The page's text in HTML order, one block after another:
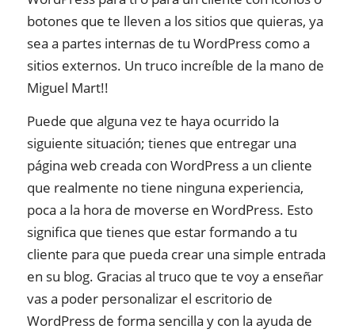
botones que te lleven a los sitios que quieras, ya
sea a partes internas de tu WordPress como a
sitios externos. Un truco increíble de la mano de
Miguel Mart!!
Puede que alguna vez te haya ocurrido la
siguiente situación; tienes que entregar una
página web creada con WordPress a un cliente
que realmente no tiene ninguna experiencia,
poca a la hora de moverse en WordPress. Esto
significa que tienes que estar formando a tu
cliente para que pueda crear una simple entrada
en su blog. Gracias al truco que te voy a enseñar
vas a poder personalizar el escritorio de
WordPress de forma sencilla y con la ayuda de